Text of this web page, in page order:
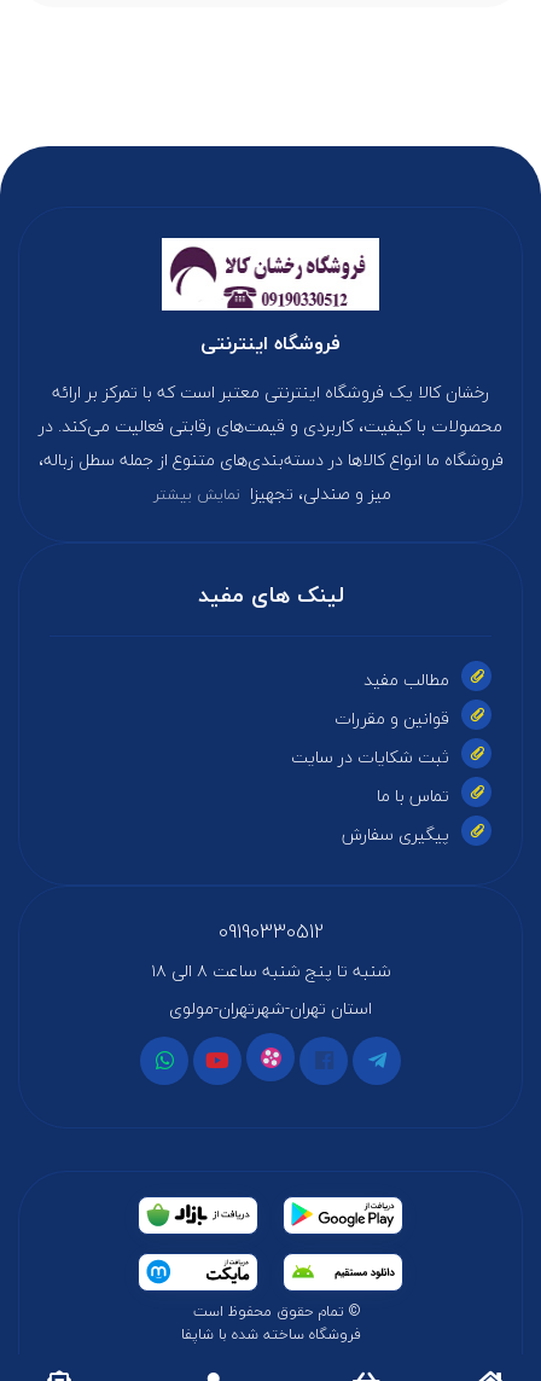
فروشگاه اینترنتی
رخشان کالا یک فروشگاه اینترنتی معتبر است که با تمرکز بر ارائه
محصولات با کیفیت، کاربردی و قیمت‌های رقابتی فعالیت می‌کند. در
فروشگاه ما انواع کالاها در دسته‌بندی‌های متنوع از جمله سطل زباله،
میز و صندلی، تجهیزا نمایش بیشتر
لینک های مفید
مطالب مفید
قوانین و مقررات
ثبت شکایات در سایت
تماس با ما
پیگیری سفارش
09190330512
شنبه تا پنج شنبه ساعت ۸ الی ۱۸
استان تهران-شهرتهران-مولوی
© تمام حقوق محفوظ است
فروشگاه ساخته شده با شاپفا